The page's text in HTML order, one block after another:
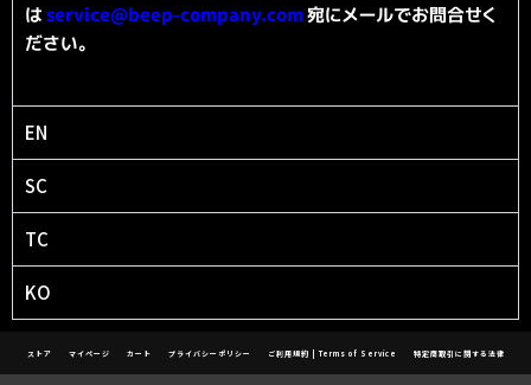
はservice@beep-company.com宛にメールでお問合せく
ださい。
EN
SC
TC
KO
ストア マイページ カート プライバシーポリシー ご利用規約 | Terms of Service 特定商取引に関する法律